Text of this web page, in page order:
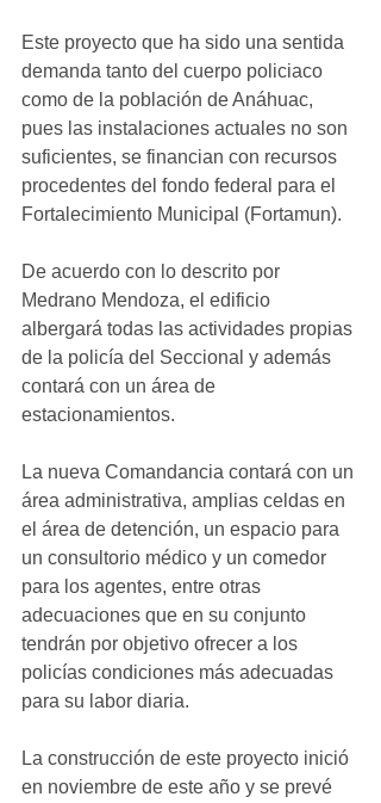
Este proyecto que ha sido una sentida
demanda tanto del cuerpo policiaco
como de la población de Anáhuac,
pues las instalaciones actuales no son
suficientes, se financian con recursos
procedentes del fondo federal para el
Fortalecimiento Municipal (Fortamun).
De acuerdo con lo descrito por
Medrano Mendoza, el edificio
albergará todas las actividades propias
de la policía del Seccional y además
contará con un área de
estacionamientos.
La nueva Comandancia contará con un
área administrativa, amplias celdas en
el área de detención, un espacio para
un consultorio médico y un comedor
para los agentes, entre otras
adecuaciones que en su conjunto
tendrán por objetivo ofrecer a los
policías condiciones más adecuadas
para su labor diaria.
La construcción de este proyecto inició
en noviembre de este año y se prevé